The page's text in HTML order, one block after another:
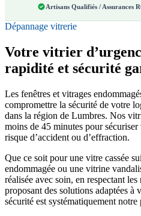
Artisans Qualifiés / Assurances
Dépannage vitrerie
Votre vitrier
rapidité et sécurité
Les fenêtres et vitrages
compromettre la sécurité de votre
dans la région de Lumbres. Nos
moins de 45 minutes pour
risque d’accident ou d’effraction.
Que ce soit pour une vitre cassée
endommagée ou une vitrine
réalisée avec soin, en respectant
proposant des solutions adaptées à
sécurité est systématiquement